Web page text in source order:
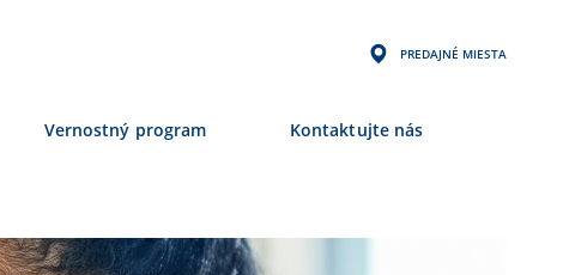
PREDAJNÉ MIESTA
Vernostný program Kontaktujte nás